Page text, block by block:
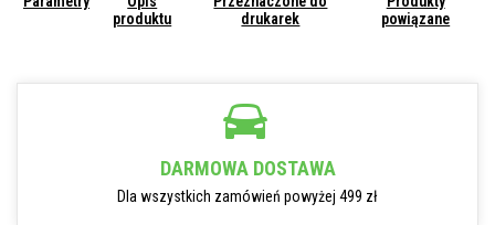
produktu
drukarek
powiązane
DARMOWA DOSTAWA
Dla wszystkich zamówień powyżej 499 zł